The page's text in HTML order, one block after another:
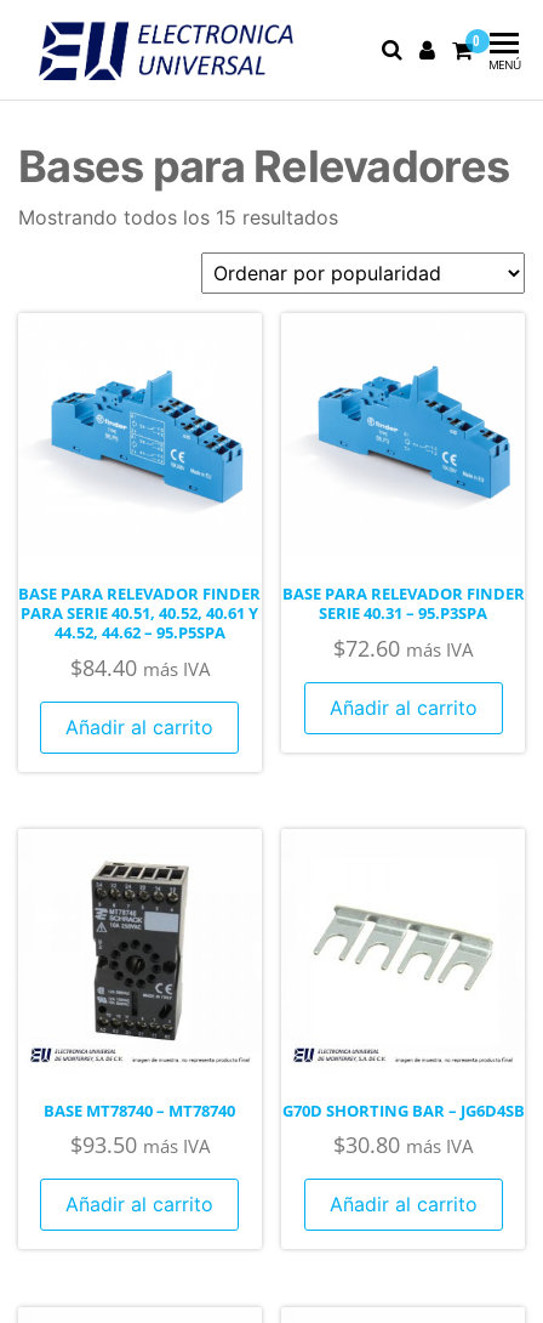
Electrónica
Universal
Electrónica
medición
0
MENÚ
Bases para Relevadores
Mostrando todos los 15 resultados
BASE PARA RELEVADOR FINDER
PARA SERIE 40.51, 40.52, 40.61 Y
44.52, 44.62 – 95.P5SPA
$84.40 más IVA
Añadir al carrito
BASE PARA RELEVADOR FINDER
SERIE 40.31 – 95.P3SPA
$72.60 más IVA
Añadir al carrito
BASE MT78740 – MT78740
$93.50 más IVA
Añadir al carrito
G70D SHORTING BAR – JG6D4SB
$30.80 más IVA
Añadir al carrito